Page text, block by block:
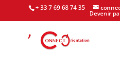
+ 33 7 69 68 74 35
Devenir